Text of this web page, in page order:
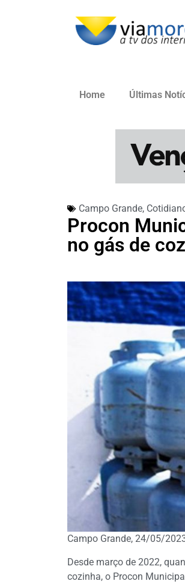
Home Últimas
Campo Grande,
Procon
no gás de
Campo Grande, 24/05/
Desde março de 2022,
cozinha, o Procon